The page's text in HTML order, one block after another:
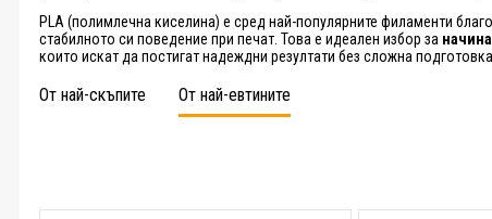
PLA (полимлечна киселина) е сред най-популярните филаменти
стабилното си поведение при печат. Това е идеален избор за
които искат да постигат надеждни резултати без сложна подготовка.
От най-скъпите
От най-евтините